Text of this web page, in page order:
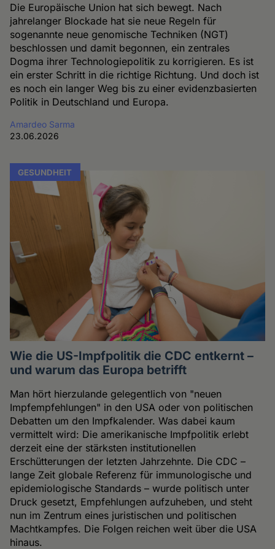
Die Europäische Union hat sich bewegt. Nach
jahrelanger Blockade hat sie neue Regeln für
sogenannte neue genomische Techniken (NGT)
beschlossen und damit begonnen, ein zentrales
Dogma ihrer Technologiepolitik zu korrigieren. Es ist
ein erster Schritt in die richtige Richtung. Und doch ist
es noch ein langer Weg bis zu einer evidenzbasierten
Politik in Deutschland und Europa.
Amardeo Sarma
23.06.2026
GESUNDHEIT
Wie die US-Impfpolitik die CDC entkernt –
und warum das Europa betrifft
Man hört hierzulande gelegentlich von "neuen
Impfempfehlungen" in den USA oder von politischen
Debatten um den Impfkalender. Was dabei kaum
vermittelt wird: Die amerikanische Impfpolitik erlebt
derzeit eine der stärksten institutionellen
Erschütterungen der letzten Jahrzehnte. Die CDC –
lange Zeit globale Referenz für immunologische und
epidemiologische Standards – wurde politisch unter
Druck gesetzt, Empfehlungen aufzuheben, und steht
nun im Zentrum eines juristischen und politischen
Machtkampfes. Die Folgen reichen weit über die USA
hinaus.